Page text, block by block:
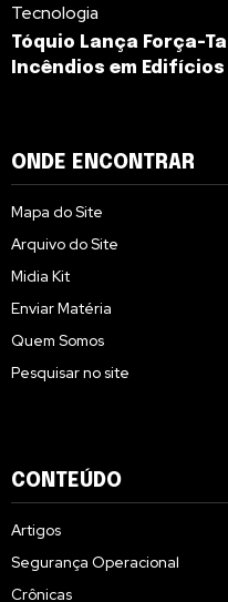
Tecnologia
Tóquio Lança Força-
Incêndios em Edifícios
ONDE ENCONTRAR
Mapa do Site
Arquivo do Site
Midia Kit
Enviar Matéria
Quem Somos
Pesquisar no site
CONTEÚDO
Artigos
Segurança Operacional
Crônicas